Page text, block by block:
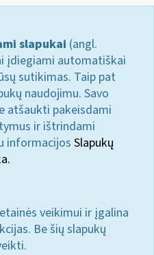
slapukai (angl.
įdiegiami automatiškai
sutikimas. Taip pat
naudojimu. Savo
atšaukti pakeisdami
ir ištrindami
informacijos Slapukų
veikimui ir įgalina
Be šių slapukų